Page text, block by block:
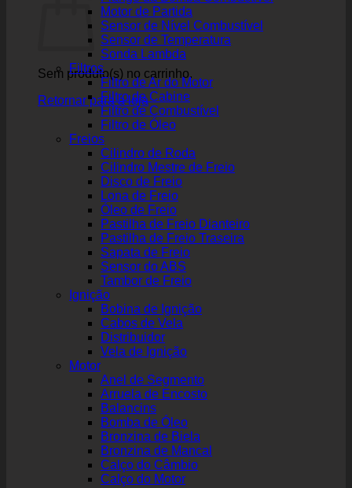
Sem produto(s) no carrinho.
Retornar para a loja
Motor de Partida
Sensor de Nível Combustível
Sensor de Temperatura
Sonda Lambda
Filtros
Filtro de Ar do Motor
Filtro de Cabine
Filtro de Combustível
Filtro de Óleo
Freios
Cilindro de Roda
Cilindro Mestre de Freio
Disco de Freio
Lona de Freio
Óleo de Freio
Pastilha de Freio Dianteiro
Pastilha de Freio Traseira
Sapata de Freio
Sensor do ABS
Tambor de Freio
Ignição
Bobina de Ignição
Cabos de Vela
Distribuidor
Vela de Ignição
Motor
Anel de Segmento
Arruela de Encosto
Balancins
Bomba de Óleo
Bronzina de Biela
Bronzina de Mancal
Calço do Câmbio
Calço do Motor